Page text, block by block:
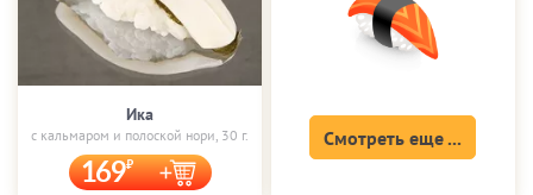
Ика
с кальмаром и полоской нори, 30 г.
169
Смотреть еще ...